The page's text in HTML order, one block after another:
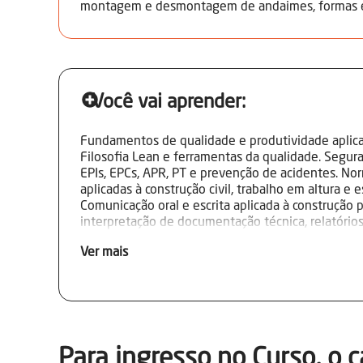
montagem e desmontagem de andaimes, formas
Você vai aprender:
Fundamentos de qualidade e produtividade
Filosofia Lean e ferramentas da qualidade.
EPIs, EPCs, APR, PT e prevenção de acidentes.
aplicadas à construção civil, trabalho em altura e
Comunicação oral e escrita aplicada à construção
interpretação de documentação técnica,
andaimes, formas, escoramentos, cimbramentos e
escoramento, reescoramento e cimbramento.
de componentes. Trabalho em equipe, ética
Ver mais